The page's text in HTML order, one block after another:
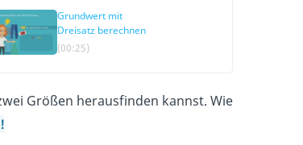
Grundwert mit
Dreisatz berechnen
(00:25)
Größen herausfinden kannst. Wie